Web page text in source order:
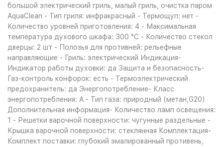
большой электрический гриль, малый гриль, очистка паром
AquaClean - Тип гриля: инфракрасный - Термощуп: нет -
Количество уровней приготовления: 4 - Максимальная
температура духового шкафа: 300 °С - Количество стекол
дверцы: 2 шт - Полозья для противней: рельефные
направляющие - Гриль: электрический Индикация-
Индикатор работы духовки: да Защита и безопасность-
Газ-контроль конфорок: есть - Термоэлектрический
предохранитель: да Энергопотребление- Класс
энергопотребления: A - Тип газа: природный (метан,G20)
Дополнительная информация- Количество ламп освещения:
1 - Решетки варочной поверхности: чугунные раздельные -
Крышка варочной поверхности: стеклянная Комплектация-
Комплект поставки: глубокий эмалированный противень,